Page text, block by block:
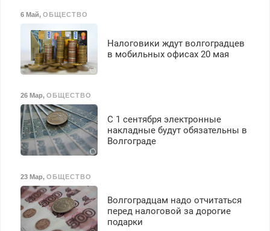
6 Май, ОБЩЕСТВО
Налоговики ждут волгоградцев
в мобильных офисах 20 мая
26 Мар, ОБЩЕСТВО
С 1 сентября электронные
накладные будут обязательны в
Волгограде
23 Мар, ОБЩЕСТВО
Волгоградцам надо отчитаться
перед налоговой за дорогие
подарки